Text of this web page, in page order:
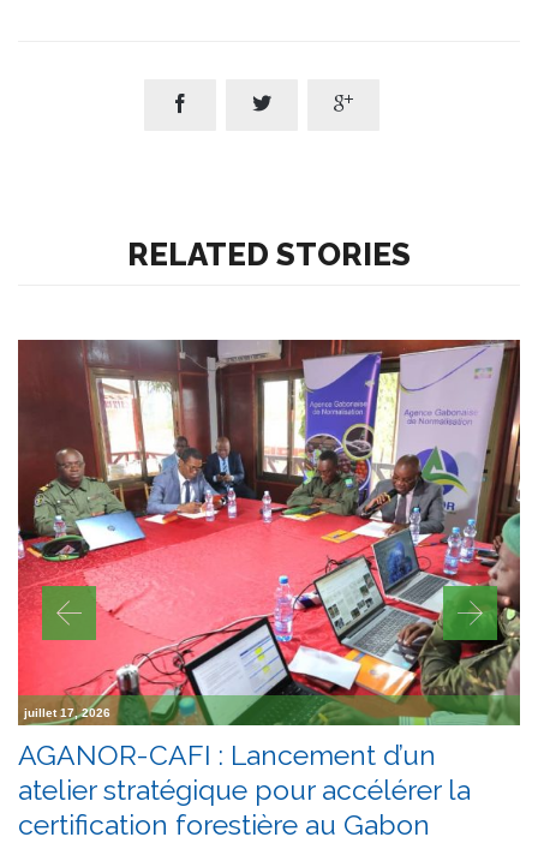
  
RELATED STORIES
juillet 17, 2026
AGANOR-CAFI : Lancement d’un
atelier stratégique pour accélérer la
certification forestière au Gabon